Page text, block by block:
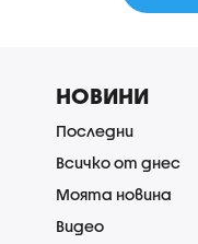
НОВИНИ
Последни
Всичко от днес
Моята новина
Видео